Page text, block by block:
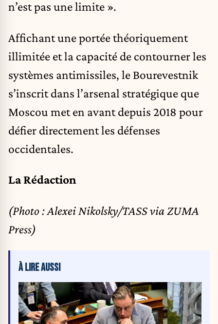
n’est pas une limite ».
Affichant une portée théoriquement
illimitée et la capacité de contourner les
systèmes antimissiles, le Bourevestnik
s’inscrit dans l’arsenal stratégique que
Moscou met en avant depuis 2018 pour
défier directement les défenses
occidentales.
La Rédaction
(Photo : Alexei Nikolsky/TASS via ZUMA
Press)
À LIRE AUSSI